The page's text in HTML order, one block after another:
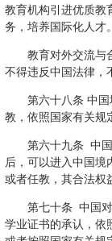
教育机构引进优质教
务，培养国际化人才。
教育对外交流与合
不得违反中国法律，
第六十八条 中国
教，依照国家有关规
第六十九条 中国
后，可以进入中国境
或者任教，其合法权
第七十条 中国对
学业证书的承认，依